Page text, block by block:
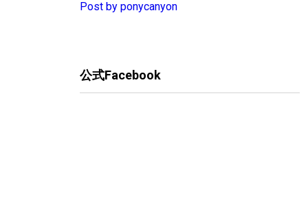
Post by ponycanyon
公式Facebook